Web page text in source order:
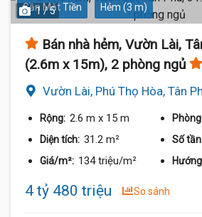
Gần Mặt Tiền Hẻm (3 m)
1 / 5
Bán nhà hẻm, Vườn Lài,
(2.6m x 15m), 2 phòng ngủ
Vườn Lài, Phú Thọ Hòa, Tân
Rộng: 2.6 m x 15 m
Diện tích: 31.2 m² Số
Giá/m²: 134 triệu/m²
4 tỷ 480 triệu So sánh